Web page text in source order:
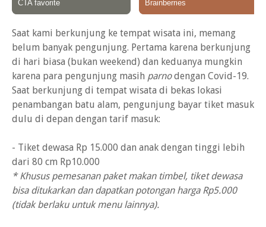
Saat kami berkunjung ke tempat wisata ini, memang
belum banyak pengunjung. Pertama karena berkunjung
di hari biasa (bukan weekend) dan keduanya mungkin
karena para pengunjung masih parnodengan Covid-19.
Saat berkunjung di tempat wisata di bekas lokasi
penambangan batu alam, pengunjung bayar tiket masuk
dulu di depan dengan tarif masuk:
- Tiket dewasa Rp 15.000 dan anak dengan tinggi lebih
dari 80 cm Rp10.000
* Khusus pemesanan paket makan timbel, tiket dewasa
bisa ditukarkan dan dapatkan potongan harga Rp5.000
(tidak berlaku untuk menu lainnya).